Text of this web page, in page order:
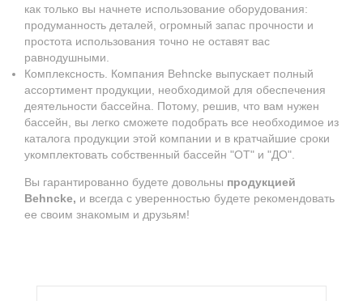
как только вы начнете использование оборудования:
продуманность деталей, огромный запас прочности и
простота использования точно не оставят вас
равнодушными.
Комплексность. Компания Behncke выпускает полный
ассортимент продукции, необходимой для обеспечения
деятельности бассейна. Потому, решив, что вам нужен
бассейн, вы легко сможете подобрать все необходимое из
каталога продукции этой компании и в кратчайшие сроки
укомплектовать собственный бассейн "ОТ" и "ДО".
Вы гарантированно будете довольны продукцией
Behncke, и всегда с уверенностью будете рекомендовать
ее своим знакомым и друзьям!